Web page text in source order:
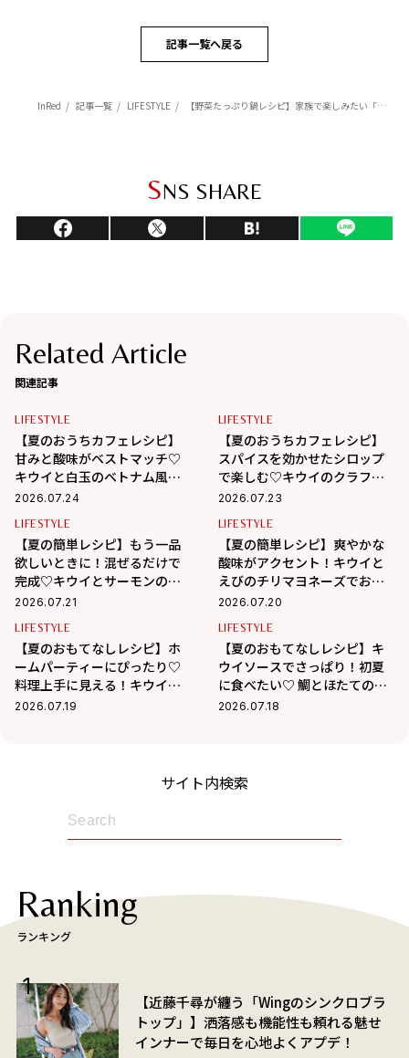
記事一覧へ戻る
InRed 記事一覧 LIFESTYLE 【野菜たっぷり鍋レシピ】家族で楽しみたい「キャベツと豚バラの洋風トマトミルフィーユ鍋」
SNS SHARE
Related Article
関連記事
LIFESTYLE
【夏のおうちカフェレシピ】
甘みと酸味がベストマッチ♡
キウイと白玉のベトナム風チ
ェー
2026.07.24
LIFESTYLE
【夏のおうちカフェレシピ】
スパイスを効かせたシロップ
で楽しむ♡キウイのクラフト
コーラ
2026.07.23
LIFESTYLE
【夏の簡単レシピ】もう一品
欲しいときに！混ぜるだけで
完成♡キウイとサーモンのタ
ルタル
2026.07.21
LIFESTYLE
【夏の簡単レシピ】爽やかな
酸味がアクセント！キウイと
えびのチリマヨネーズでおう
ちごはん
2026.07.20
LIFESTYLE
【夏のおもてなしレシピ】ホ
ームパーティーにぴったり♡
料理上手に見える！キウイと
オイルサーディンの絶品ブル
2026.07.19
LIFESTYLE
【夏のおもてなしレシピ】キ
ウイソースでさっぱり！初夏
に食べたい♡ 鯛とほたてのカ
ルパッチョ
2026.07.18
サイト内検索
Ranking
ランキング
【近藤千尋が纏う「Wingのシンクロブラ
トップ」】洒落感も機能性も頼れる魅せ
インナーで毎日を心地よくアプデ！